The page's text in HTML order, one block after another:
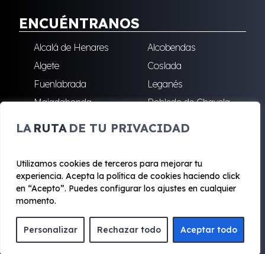
LA RUTA DE TU PRIVACIDAD
Utilizamos cookies de terceros para mejorar tu
experiencia. Acepta la política de cookies haciendo click
en “Acepto”. Puedes configurar los ajustes en cualquier
momento.
Personalizar Rechazar todo Aceptar todo
ENCUÉNTRANOS
Alcalá de Henares
Alcobendas
Algete
Coslada
Fuenlabrada
Leganés
Majadahonda
Robledo de Chavela
Reyes
© 2020 - 2026 Renting Mad
Aviso legal y Privacidad